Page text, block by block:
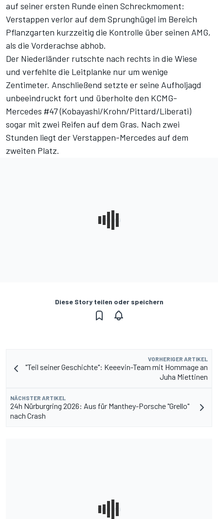
auf seiner ersten Runde einen Schreckmoment:
Verstappen verlor auf dem Sprunghügel im Bereich
Pflanzgarten kurzzeitig die Kontrolle über seinen AMG,
als die Vorderachse abhob.
Der Niederländer rutschte nach rechts in die Wiese
und verfehlte die Leitplanke nur um wenige
Zentimeter. Anschließend setzte er seine Aufholjagd
unbeeindruckt fort und überholte den KCMG-
Mercedes #47 (Kobayashi/Krohn/Pittard/Liberati)
sogar mit zwei Reifen auf dem Gras. Nach zwei
Stunden liegt der Verstappen-Mercedes auf dem
zweiten Platz.
Diese Story teilen oder speichern
VORHERIGER ARTIKEL
"Teil seiner Geschichte": Keeevin-Team mit Hommage an
Juha Miettinen
NÄCHSTER ARTIKEL
24h Nürburgring 2026: Aus für Manthey-Porsche "Grello"
nach Crash